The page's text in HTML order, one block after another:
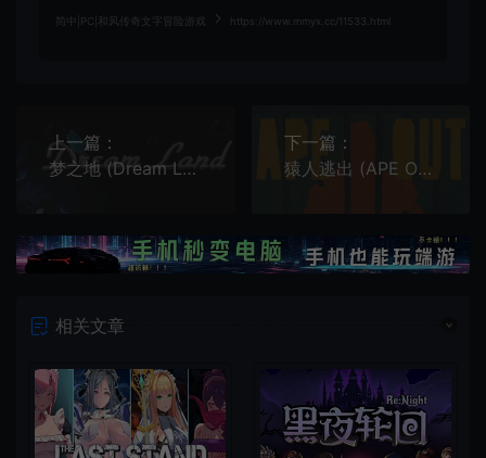
简中|PC|和风传奇文字冒险游戏 https://www.mmyx.cc/11533.html
上一篇：
梦之地 (Dream Land) 简中|PC|开放世界像素风沙盒RPG游戏
下一篇：
猿人逃出 (APE OUT) 简中|PC|节奏激烈色彩艳丽横版动作游戏
相关文章